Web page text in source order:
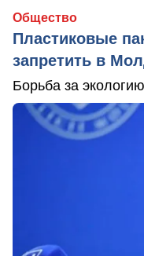
Общество
Пластиковые
запретить в
Борьба за экологию